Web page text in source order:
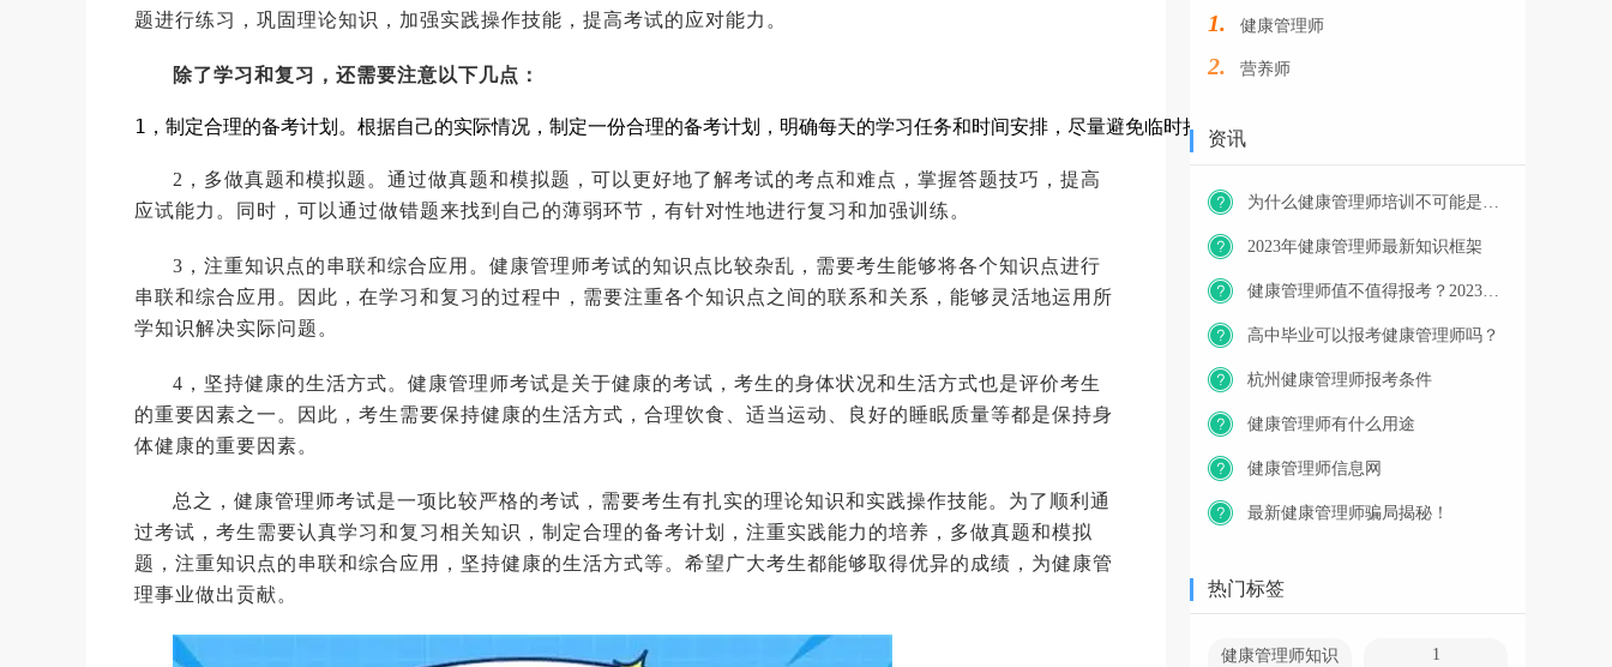
题进行练习，巩固理论知识，加强实践操作技能，提高考试的应对能力。
除了学习和复习，还需要注意以下几点：
1，制定合理的备考计划。根据自己的实际情况，制定一份合理的备考计划，明确每天的学习任务和时间安排，尽量避免临时抱佛脚，做到有计划有目的地进行备考。
2，多做真题和模拟题。通过做真题和模拟题，可以更好地了解考试的考点和难点，掌握答题技巧，提高
应试能力。同时，可以通过做错题来找到自己的薄弱环节，有针对性地进行复习和加强训练。
3，注重知识点的串联和综合应用。健康管理师考试的知识点比较杂乱，需要考生能够将各个知识点进行
串联和综合应用。因此，在学习和复习的过程中，需要注重各个知识点之间的联系和关系，能够灵活地运用所
学知识解决实际问题。
4，坚持健康的生活方式。健康管理师考试是关于健康的考试，考生的身体状况和生活方式也是评价考生
的重要因素之一。因此，考生需要保持健康的生活方式，合理饮食、适当运动、良好的睡眠质量等都是保持身
体健康的重要因素。
总之，健康管理师考试是一项比较严格的考试，需要考生有扎实的理论知识和实践操作技能。为了顺利通
过考试，考生需要认真学习和复习相关知识，制定合理的备考计划，注重实践能力的培养，多做真题和模拟
题，注重知识点的串联和综合应用，坚持健康的生活方式等。希望广大考生都能够取得优异的成绩，为健康管
理事业做出贡献。
1. 健康管理师
2. 营养师
资讯
2023年健康管理师最新知识框架
高中毕业可以报考健康管理师吗？
杭州健康管理师报考条件
健康管理师有什么用途
健康管理师信息网
最新健康管理师骗局揭秘！
热门标签
健康管理师知识
1